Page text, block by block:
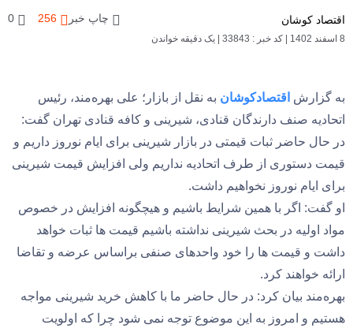
اقتصاد کوشان
8 اسفند 1402 | کد خبر : 33843 | یک دقیقه خواندن
چاپ خبر 256
0
به گزارش اقتصادکوشان به نقل از بازار؛ علی بهره‌مند، رئیس
اتحادیه صنف دارندگان قنادی، شیرینی و کافه قنادی تهران گفت:
در حال حاضر ثبات قیمتی در بازار شیرینی برای ایام نوروز داریم و
قیمت دستوری از طرف اتحادیه نداریم ولی افزایش قیمت شیرینی
برای ایام نوروز نخواهیم داشت.
او گفت: اگر با همین شرایط باشیم و هیچگونه افزایش در خصوص
مواد اولیه در بحث شیرینی نداشته باشیم قیمت ها ثبات خواهد
داشت و قیمت ها را خود واحدهای صنفی براساس عرضه و تقاضا
ارائه خواهند کرد.
بهره‌مند بیان کرد: در حال حاضر ما با کاهش خرید شیرینی مواجه
هستیم و امروز به این موضوع توجه نمی شود چرا که اولویت